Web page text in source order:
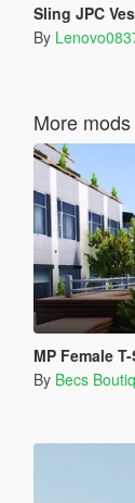
Sling JPC
By
More
MP Female
By Becs